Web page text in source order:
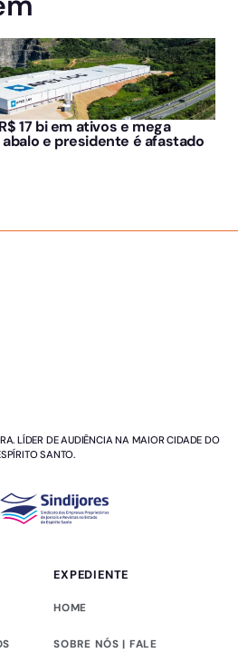
17 bi em ativos e mega
e presidente é afastado
LÍDER DE AUDIÊNCIA NA MAIOR CIDADE DO
SANTO.
EXPEDIENTE
HOME
SOBRE NÓS | FALE